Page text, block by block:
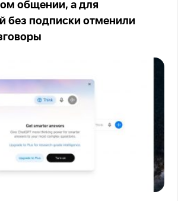
общении, а для
без подписки отменили